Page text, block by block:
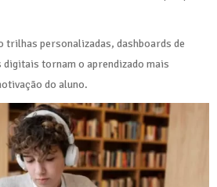
personalizadas, dashboards de
digitais tornam o aprendizado mais
do aluno.